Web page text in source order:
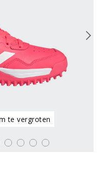
te vergroten